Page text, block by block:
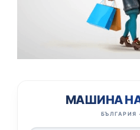
МАШИНА
БЪЛГАРИЯ